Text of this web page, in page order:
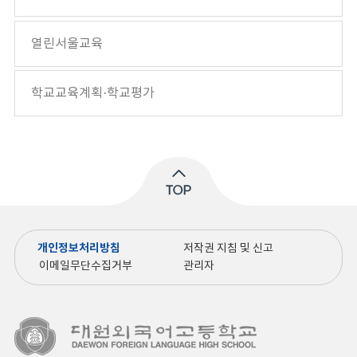
열린서울교육
학교교육계획·학교평가
개인정보처리방침
저작권 지침 및 신고
이메일무단수집거부
관리자